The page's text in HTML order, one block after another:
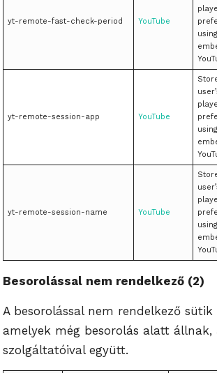
yt-remote-fast-check-period YouTube
using
yt-remote-session-app YouTube
using
yt-remote-session-name YouTube
using
Besorolással nem rendelkező (2)
A besorolással nem rendelkező
amelyek még besorolás alatt állnak,
szolgáltatóival együtt.